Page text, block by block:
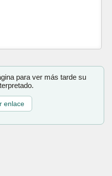
para ver más tarde su
enlace